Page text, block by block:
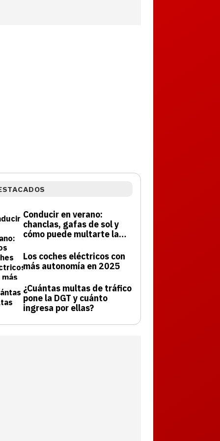
Conducir en verano:
chanclas, gafas de sol y
cómo puede multarte la
Los coches eléctricos con
más autonomía en 2025
¿Cuántas multas de tráfico
pone la DGT y cuánto
ingresa por ellas?